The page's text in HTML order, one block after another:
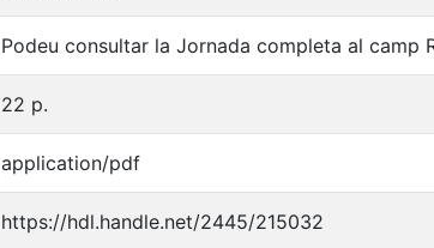
Podeu consultar la Jornada completa al camp
22 p.
application/pdf
https://hdl.handle.net/2445/215032